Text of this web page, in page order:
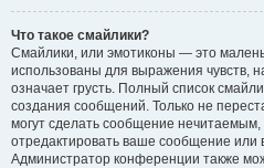
Что такое смайлики?
Смайлики, или эмотиконы — это
использованы для выражения чувств,
означает грусть. Полный список
создания сообщений. Только не
могут сделать сообщение
отредактировать ваше сообщение или
Администратор конференции также